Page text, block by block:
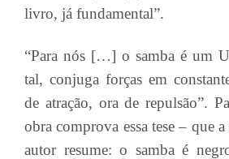
livro, já fundamental”.
“Para nós […] o samba é um
tal, conjuga forças em
de atração, ora de repulsão”.
obra comprova essa tese – que
autor resume: o samba é